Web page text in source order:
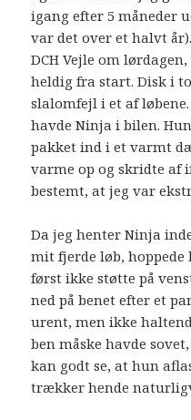
igang efter 5 måneder
var det over et halvt
DCH Vejle om
heldig fra start. Disk i
slalomfejl i et af
havde Ninja i bilen.
pakket ind i et varmt
varme op og skridte af
bestemt, at jeg var
Da jeg henter Ninja
mit fjerde løb,
først ikke støtte på
ned på benet efter et
urent, men ikke
ben måske havde
kan godt se, at hun
trækker hende